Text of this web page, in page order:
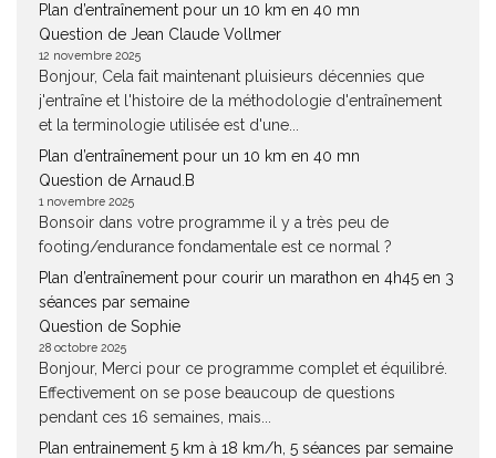
Plan d’entraînement pour un 10 km en 40 mn
Question de Jean Claude Vollmer
12 novembre 2025
Bonjour, Cela fait maintenant pluisieurs décennies que
j'entraîne et l'histoire de la méthodologie d'entraînement
et la terminologie utilisée est d'une...
Plan d’entraînement pour un 10 km en 40 mn
Question de Arnaud.B
1 novembre 2025
Bonsoir dans votre programme il y a très peu de
footing/endurance fondamentale est ce normal ?
Plan d’entraînement pour courir un marathon en 4h45 en 3
séances par semaine
Question de Sophie
28 octobre 2025
Bonjour, Merci pour ce programme complet et équilibré.
Effectivement on se pose beaucoup de questions
pendant ces 16 semaines, mais...
Plan entrainement 5 km à 18 km/h, 5 séances par semaine